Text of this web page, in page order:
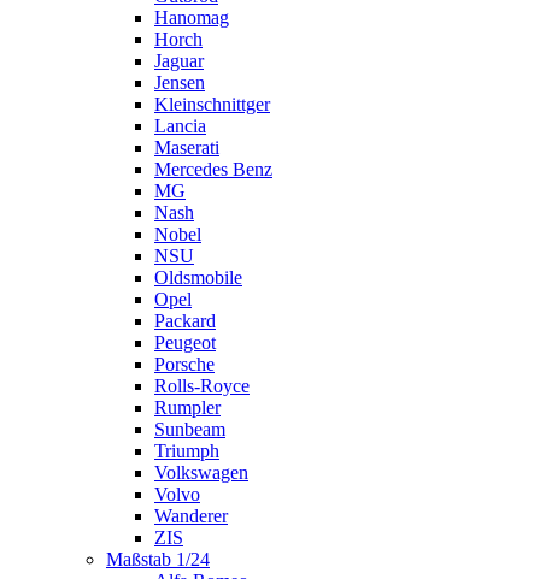
Hanomag
Horch
Jaguar
Jensen
Kleinschnittger
Lancia
Maserati
Mercedes Benz
MG
Nash
Nobel
NSU
Oldsmobile
Opel
Packard
Peugeot
Porsche
Rolls-Royce
Rumpler
Sunbeam
Triumph
Volkswagen
Volvo
Wanderer
ZIS
Maßstab 1/24